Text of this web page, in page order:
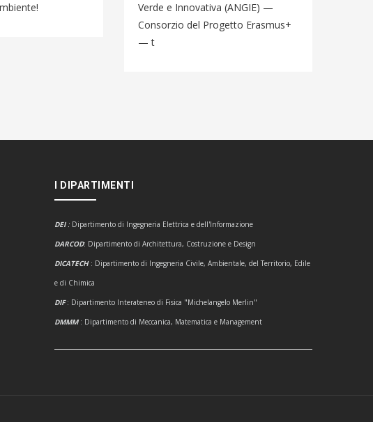
Verde e Innovativa (ANGIE) —
Consorzio del Progetto Erasmus+
— t
I DIPARTIMENTI
DEI : Dipartimento di Ingegneria Elettrica e dell'Informazione
DARCOD: Dipartimento di Architettura, Costruzione e Design
DICATECH : Dipartimento di Ingegneria Civile, Ambientale, del Territorio, Edile
e di Chimica
DIF: Dipartimento Interateneo di Fisica "Michelangelo Merlin"
DMMM: Dipartimento di Meccanica, Matematica e Management